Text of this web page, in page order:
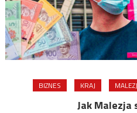
BIZNES KRAJ
Jak Malezja